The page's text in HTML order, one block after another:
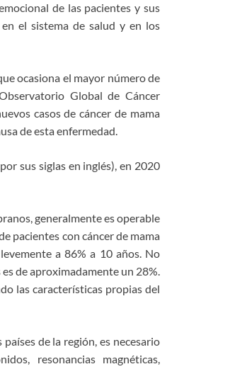
de las pacientes y sus
el sistema de salud y en los
ocasiona el mayor número de
Global de Cáncer
casos de cáncer de mama
de esta enfermedad.
sus siglas en inglés), en 2020
generalmente es operable
pacientes con cáncer de mama
a 86% a 10 años. No
de aproximadamente un 28%.
las características propias del
países de la región, es necesario
resonancias magnéticas,